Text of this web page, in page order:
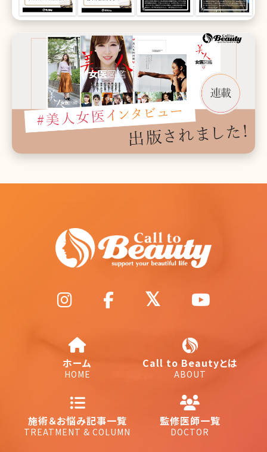
ホーム
HOME
Call to Beautyとは
ABOUT
施術＆お悩み記事一覧
TREATMENT & COLUMN
監修医師一覧
DOCTOR